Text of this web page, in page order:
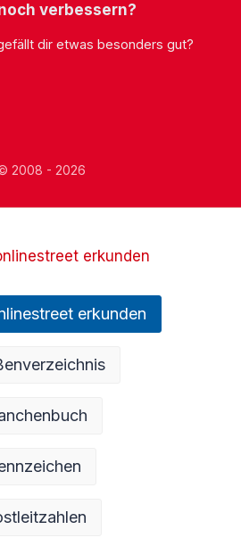
verbessern?
dir etwas besonders gut?
2008 - 2026
erkunden